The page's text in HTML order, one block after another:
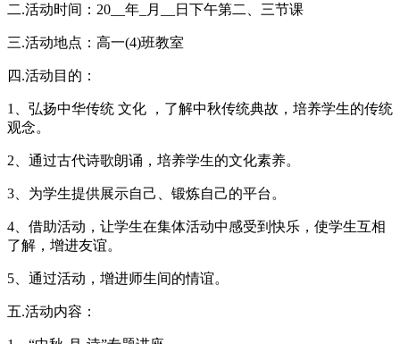
二.活动时间：20__年_月__日下午第二、三节课
三.活动地点：高一(4)班教室
四.活动目的：
1、弘扬中华传统 文化 ，了解中秋传统典故，培养学生的传统
观念。
2、通过古代诗歌朗诵，培养学生的文化素养。
3、为学生提供展示自己、锻炼自己的平台。
4、借助活动，让学生在集体活动中感受到快乐，使学生互相
了解，增进友谊。
5、通过活动，增进师生间的情谊。
五.活动内容：